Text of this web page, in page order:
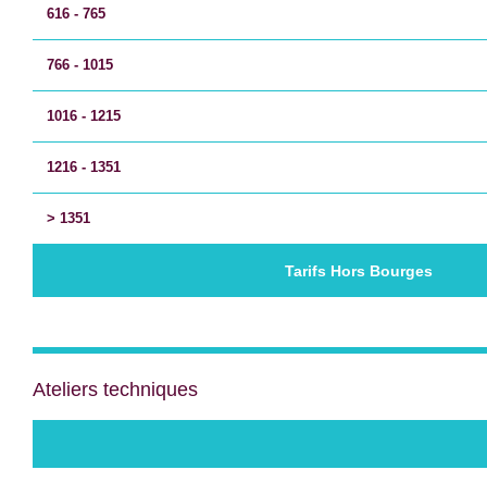
616 - 765
766 - 1015
1016 - 1215
1216 - 1351
> 1351
Tarifs Hors Bourges
Ateliers techniques